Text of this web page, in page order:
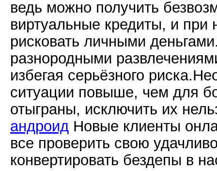
ведь можно получить
виртуальные кредиты, и при
рисковать личными
разнородными
избегая серьёзного
ситуации повыше, чем для
отыграны, исключить их
андроид Новые клиенты
все проверить свою
конвертировать бездепы в